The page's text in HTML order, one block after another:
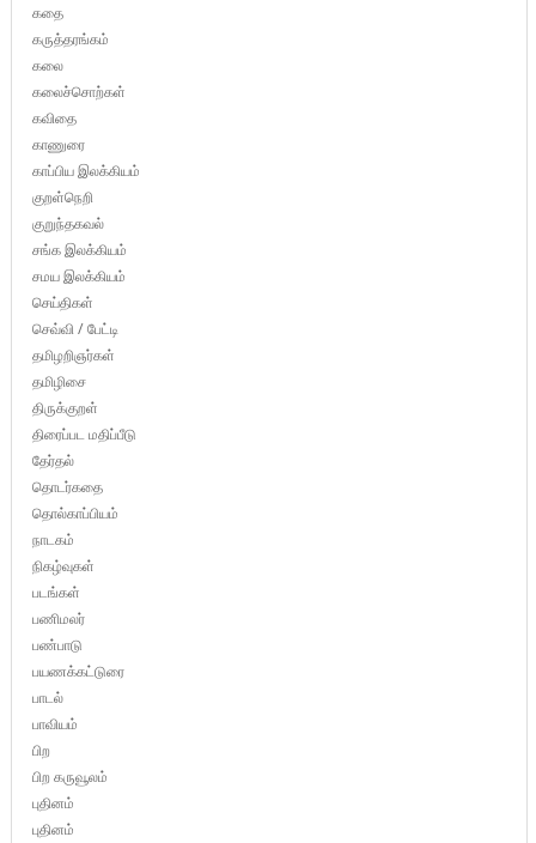
கதை
கருத்தரங்கம்
கலை
கலைச்சொற்கள்
கவிதை
காணுரை
காப்பிய இலக்கியம்
குறள்நெறி
குறுந்தகவல்
சங்க இலக்கியம்
சமய இலக்கியம்
செய்திகள்
செவ்வி / பேட்டி
தமிழறிஞர்கள்
தமிழிசை
திருக்குறள்
திரைப்பட மதிப்பீடு
தேர்தல்
தொடர்கதை
தொல்காப்பியம்
நாடகம்
நிகழ்வுகள்
படங்கள்
பணிமலர்
பண்பாடு
பயணக்கட்டுரை
பாடல்
பாவியம்
பிற
பிற கருவூலம்
புதினம்
புதினம்